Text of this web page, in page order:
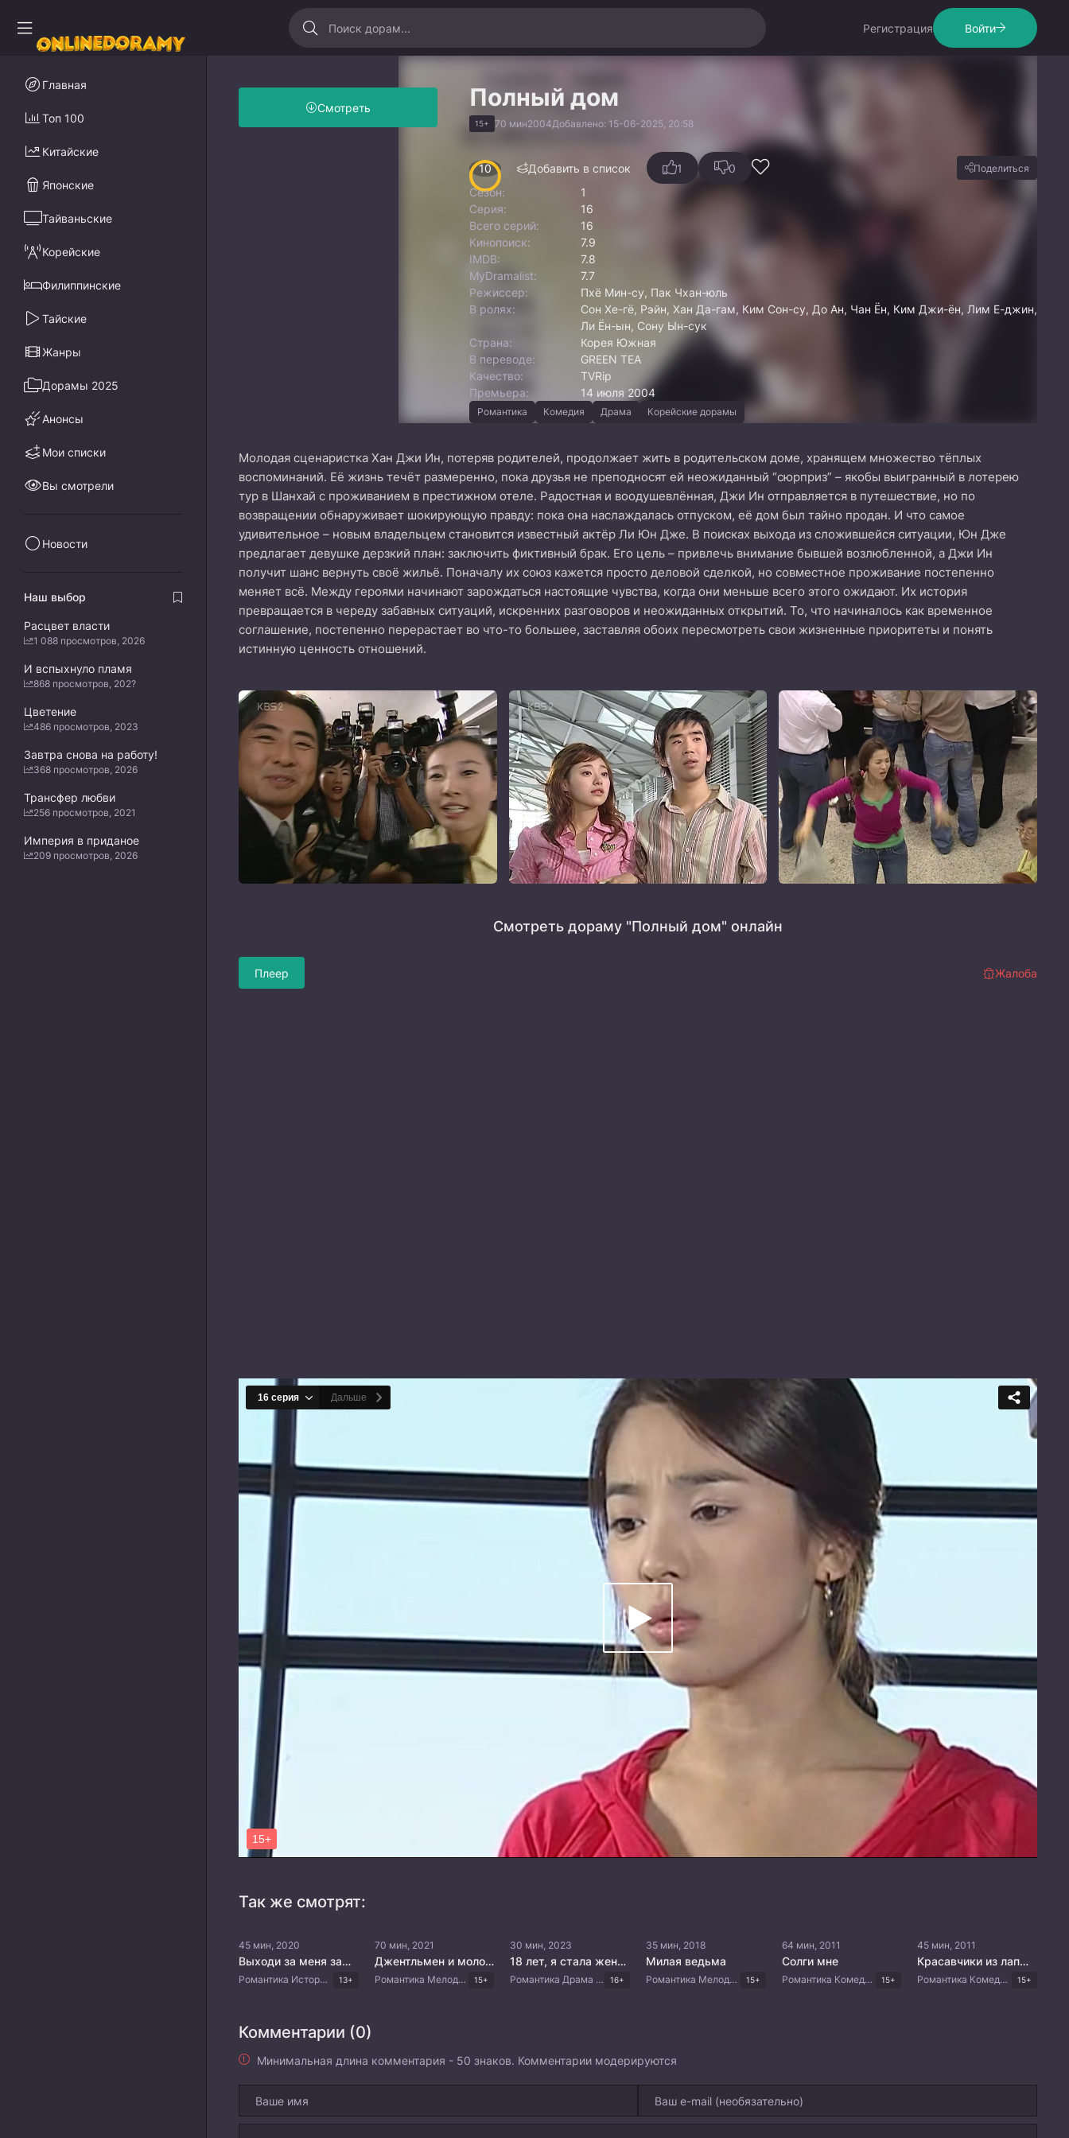
Регистрация Войти
Полный дом
15+ 70 мин2004Добавлено: 15-06-2025, 20:58
Смотреть
10 Добавить в список 1 0 Поделиться
Сезон:
1
Серия:
16
Всего серий:
16
Кинопоиск:
7.9
IMDB:
7.8
MyDramalist:
7.7
Режиссер:
Пхё Мин-су, Пак Чхан-юль
В ролях:
Сон Хе-гё, Рэйн, Хан Да-гам, Ким Сон-су, До Ан, Чан Ён, Ким Джи-ён, Лим Е-джин,
Ли Ён-ын, Сону Ын-сук
Страна:
Корея Южная
В переводе:
GREEN TEA
Качество:
TVRip
Премьера:
14 июля 2004
Романтика Комедия Драма Корейские дорамы
Молодая сценаристка Хан Джи Ин, потеряв родителей, продолжает жить в родительском доме, хранящем множество тёплых
воспоминаний. Её жизнь течёт размеренно, пока друзья не преподносят ей неожиданный “сюрприз” – якобы выигранный в лотерею
тур в Шанхай с проживанием в престижном отеле. Радостная и воодушевлённая, Джи Ин отправляется в путешествие, но по
возвращении обнаруживает шокирующую правду: пока она наслаждалась отпуском, её дом был тайно продан. И что самое
удивительное – новым владельцем становится известный актёр Ли Юн Дже. В поисках выхода из сложившейся ситуации, Юн Дже
предлагает девушке дерзкий план: заключить фиктивный брак. Его цель – привлечь внимание бывшей возлюбленной, а Джи Ин
получит шанс вернуть своё жильё. Поначалу их союз кажется просто деловой сделкой, но совместное проживание постепенно
меняет всё. Между героями начинают зарождаться настоящие чувства, когда они меньше всего этого ожидают. Их история
превращается в череду забавных ситуаций, искренних разговоров и неожиданных открытий. То, что начиналось как временное
соглашение, постепенно перерастает во что-то большее, заставляя обоих пересмотреть свои жизненные приоритеты и понять
истинную ценность отношений.
Смотреть дораму "Полный дом" онлайн
Плеер Жалоба
Так же смотрят:
45 мин, 2020
Выходи за меня замуж!
Романтика Исторический Мистика Комедия Китайские дорамы 13+
70 мин, 2021
Джентльмен и молодая леди
Романтика Мелодрама Комедия Корейские дорамы 15+
30 мин, 2023
18 лет, я стала женой и завела роман
Романтика Драма Японские дорамы 16+
35 мин, 2018
Милая ведьма
Романтика Мелодрама Комедия Драма Корейские дорамы 15+
64 мин, 2011
Солги мне
Романтика Комедия Корейские дорамы 15+
45 мин, 2011
Красавчики из лапшичной
Романтика Комедия Корейские дорамы 15+
Комментарии (0)
Минимальная длина комментария - 50 знаков. Комментарии модерируются
Главная
Топ 100
Китайские
Японские
Тайваньские
Корейские
Филиппинские
Тайские
Жанры
Дорамы 2025
Анонсы
Мои списки
Вы смотрели
Новости
Наш выбор
Расцвет власти
1 088 просмотров, 2026
И вспыхнуло пламя
868 просмотров, 202?
Цветение
486 просмотров, 2023
Завтра снова на работу!
368 просмотров, 2026
Трансфер любви
256 просмотров, 2021
Империя в приданое
209 просмотров, 2026